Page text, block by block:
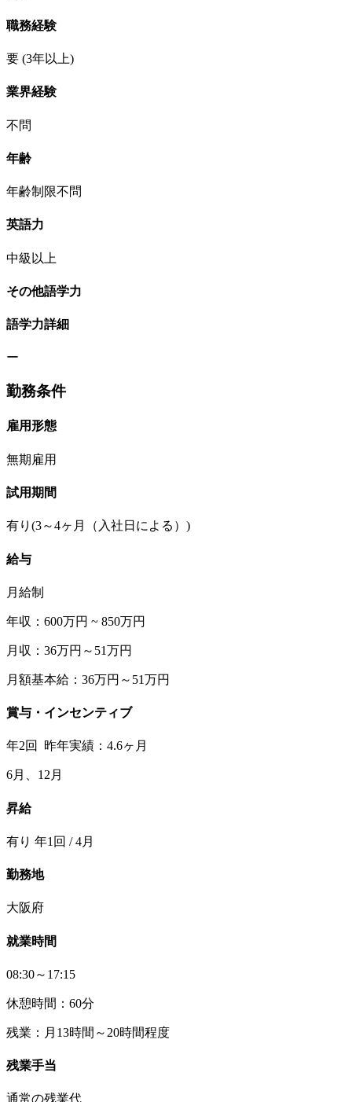
職務経験
要 (3年以上)
業界経験
不問
年齢
年齢制限不問
英語力
中級以上
その他語学力
語学力詳細
ー
勤務条件
雇用形態
無期雇用
試用期間
有り(3～4ヶ月（入社日による）)
給与
月給制
年収：600万円 ~ 850万円
月収：36万円～51万円
月額基本給：36万円～51万円
賞与・インセンティブ
年2回 昨年実績：4.6ヶ月
6月、12月
昇給
有り 年1回 / 4月
勤務地
大阪府
就業時間
08:30～17:15
休憩時間：60分
残業：月13時間～20時間程度
残業手当
通常の残業代